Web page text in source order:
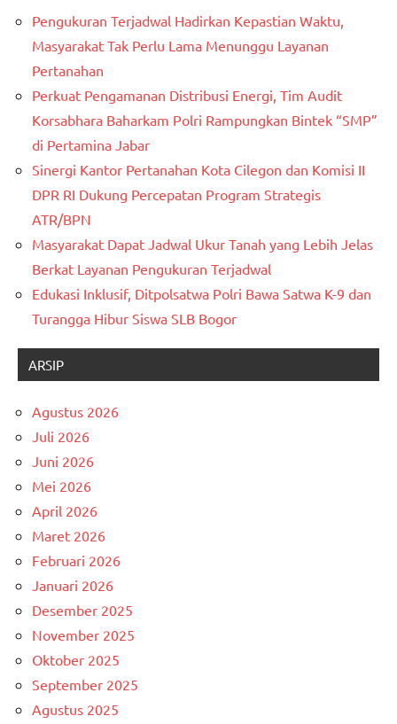
Pengukuran Terjadwal Hadirkan Kepastian Waktu,
Masyarakat Tak Perlu Lama Menunggu Layanan
Pertanahan
Perkuat Pengamanan Distribusi Energi, Tim Audit
Korsabhara Baharkam Polri Rampungkan Bintek “SMP”
di Pertamina Jabar
Sinergi Kantor Pertanahan Kota Cilegon dan Komisi II
DPR RI Dukung Percepatan Program Strategis
ATR/BPN
Masyarakat Dapat Jadwal Ukur Tanah yang Lebih Jelas
Berkat Layanan Pengukuran Terjadwal
Edukasi Inklusif, Ditpolsatwa Polri Bawa Satwa K-9 dan
Turangga Hibur Siswa SLB Bogor
ARSIP
Agustus 2026
Juli 2026
Juni 2026
Mei 2026
April 2026
Maret 2026
Februari 2026
Januari 2026
Desember 2025
November 2025
Oktober 2025
September 2025
Agustus 2025